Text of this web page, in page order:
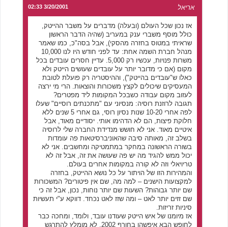
אריאל 3/20/2001 02:33
אז נכון שכל העולם (ובעלה) מדברים על משבר ההייטק,
כולל מוסף משברי ענק במעריב (שהיה הדבר הראשון
שראיתי במטוס בחזרה מהסקי), אבל בסה"כ, כמו שאמר
מנהל חברת השמה אחת: עד לפני חודש היו לנו 10,000
משרות פנויות, עכשיו רק 5,000. עדיין חסרים עובדים בכל
מקום (אם כי מדובר יותר על עובדים שעושים הייטק ולא
כאלו ש"עובדים בהייטק"), וההיסטריה רק פועלת לטובת
המעסיקים שיכולים לקצץ משכורות והוצאות. הרי מי ירצה
לעזוב מקום עבודה כשבכל המקומות ליד מפטרים?
תגובה לרוזנת רוסיה: מנסיוני עם "מתכנתים רוסיים" שעלו
לפה אחרי 10-20 שנות נסיון רוסי, גם אחרי 5 שנים ללא
חלוקת פיצות, הם לא הדהימו אותי. יסודיים מאוד, אבל
איטיים מאוד. אני לא חושש מנדידת החברה שלי לרוסיה
בשלב זה, מאותה סיבה שהאוניברסיטאות פה עומדות
בשורה הראשונה במחקר במתמטיקה ומחשבים. אני לא
יכול ממש להגיד מה יש פה שעושה את זה, אבל זה לא
טריויאלי וזה לא קורה במקומות אחרים בעולם.
והמהירות הזו של הויתור על כל נושא ההייטק, בחזרה
למקצועות הישנים – למה מה, שם אין פיטורים? המשכורות
שם יותר גבוהות? השעות שם יותר נוחות, נכון, אבל זה כי
שם זזים יותר לאט – ומה שזז לאט נכחד. דווקא ע"י תעשיות
סיניות זריזות.
אז מיומנו של איש הייטק שעודנו עובד, ולומד, ומחכה כבר
לחופש הבא איפשהו בחורף 2002, לא מומלץ להתרגש